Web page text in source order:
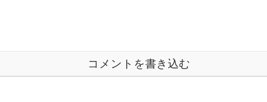
コメントを書き込む